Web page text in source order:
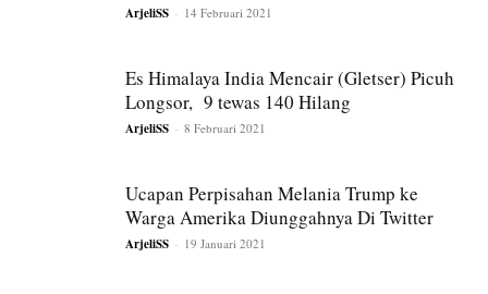
ArjeliSS - 14 Februari 2021
Es Himalaya India Mencair (Gletser) Picuh
Longsor, 9 tewas 140 Hilang
ArjeliSS - 8 Februari 2021
Ucapan Perpisahan Melania Trump ke
Warga Amerika Diunggahnya Di Twitter
ArjeliSS - 19 Januari 2021